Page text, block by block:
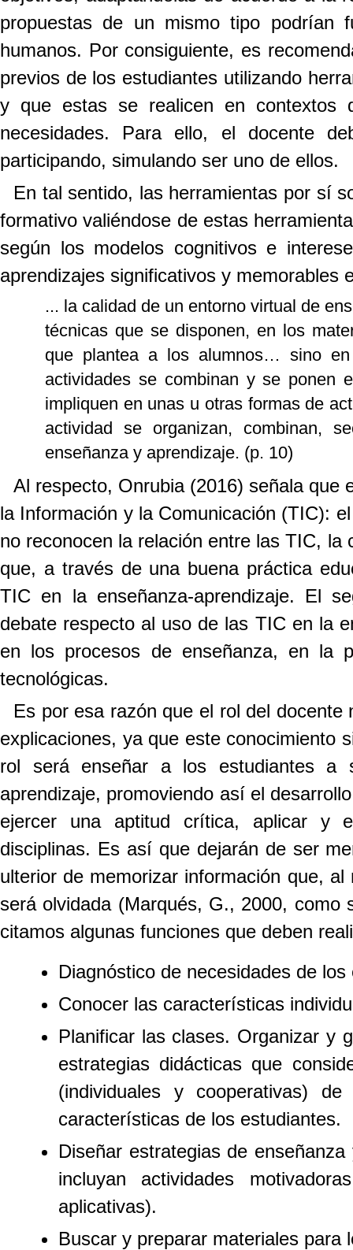
propuestas de un mismo tipo podrían
humanos. Por consiguiente, es
previos de los estudiantes utilizando
y que estas se realicen en
necesidades. Para ello, el docente
participando, simulando ser uno de ellos.
En tal sentido, las herramientas por sí
formativo valiéndose de estas
según los modelos cognitivos e
aprendizajes significativos y memorables
... la calidad de un entorno virtual de
técnicas que se disponen, en los
que plantea a los alumnos… sino
actividades se combinan y se ponen
impliquen en unas u otras formas de
actividad se organizan, combinan,
enseñanza y aprendizaje. (p. 10)
Al respecto, Onrubia (2016) señala que
la Información y la Comunicación (TIC):
no reconocen la relación entre las TIC,
que, a través de una buena práctica
TIC en la enseñanza-aprendizaje. El
debate respecto al uso de las TIC en la
en los procesos de enseñanza, en la
tecnológicas.
Es por esa razón que el rol del
explicaciones, ya que este conocimiento
rol será enseñar a los estudiantes a
aprendizaje, promoviendo así el
ejercer una aptitud crítica, aplicar y
disciplinas. Es así que dejarán de ser
ulterior de memorizar información que,
será olvidada (Marqués, G., 2000,
citamos algunas funciones que deben
Diagnóstico de necesidades de
Conocer las características
Planificar las clases. Organizar y
estrategias didácticas que
(individuales y cooperativas)
características de los estudiantes.
Diseñar estrategias de
incluyan actividades
aplicativas).
Buscar y preparar materiales para